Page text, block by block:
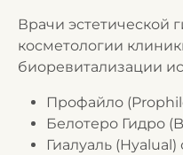
Врачи эстетической
косметологии
биоревитализации
Профайло
Белотеро Гидро
Гиалуаль